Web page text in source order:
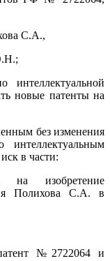
С.А.,
новые патенты на
без изменения
интеллектуальным
в части:
изобретение
Полихова С.А. в
№2722064 и